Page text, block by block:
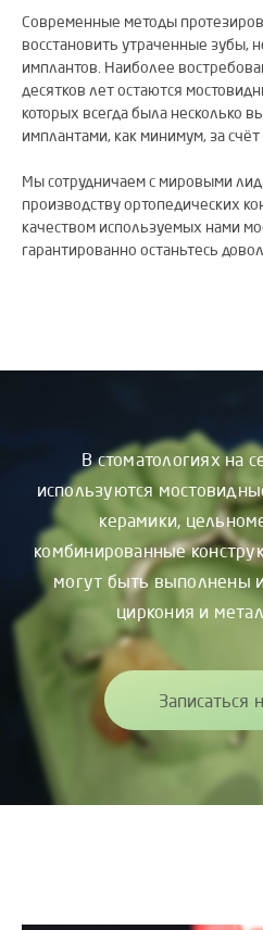
Современные методы
восстановить утраченные зубы,
имплантов. Наиболее
десятков лет остаются
которых всегда была несколько
имплантами, как минимум, за
Мы сотрудничаем с мировыми
производству ортопедических
качеством используемых нами
гарантированно останьтесь
В стоматологиях на
используются
керамики,
комбинированные
могут быть выполнены
циркония и
Записаться